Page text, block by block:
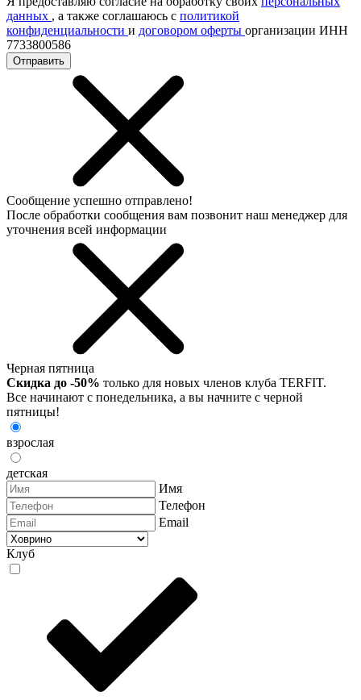
данных , а также соглашаюсь с политикой
конфиденциальности и договором оферты организации ИНН
7733800586
Отправить
Сообщение успешно отправлено!
После обработки сообщения вам позвонит наш менеджер для
уточнения всей информации
Черная пятница
Скидка до -50% только для новых членов клуба TERFIT.
Все начинают с понедельника, а вы начните с черной
пятницы!
взрослая
детская
Имя
Телефон
Email
Клуб